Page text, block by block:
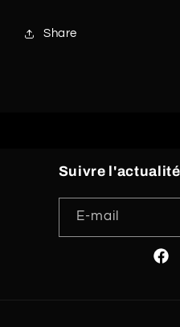
Share
Suivre
E-mail